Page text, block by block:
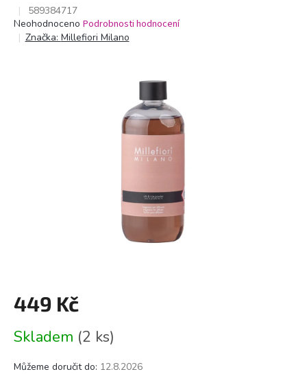
589384717
Průměrné
hodnocení
Neohodnoceno Podrobnosti hodnocení
Značka: Millefiori Milano
449 Kč
cena:
Skladem (2 ks)
Můžeme doručit do: 12.8.2026